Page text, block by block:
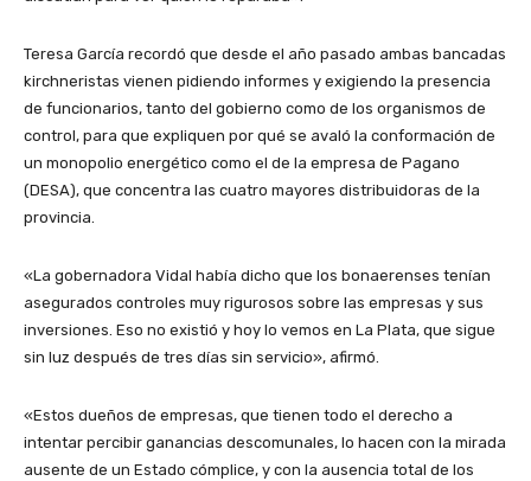
Teresa García recordó que desde el año pasado ambas bancadas
kirchneristas vienen pidiendo informes y exigiendo la presencia
de funcionarios, tanto del gobierno como de los organismos de
control, para que expliquen por qué se avaló la conformación de
un monopolio energético como el de la empresa de Pagano
(DESA), que concentra las cuatro mayores distribuidoras de la
provincia.
«La gobernadora Vidal había dicho que los bonaerenses tenían
asegurados controles muy rigurosos sobre las empresas y sus
inversiones. Eso no existió y hoy lo vemos en La Plata, que sigue
sin luz después de tres días sin servicio», afirmó.
«Estos dueños de empresas, que tienen todo el derecho a
intentar percibir ganancias descomunales, lo hacen con la mirada
ausente de un Estado cómplice, y con la ausencia total de los